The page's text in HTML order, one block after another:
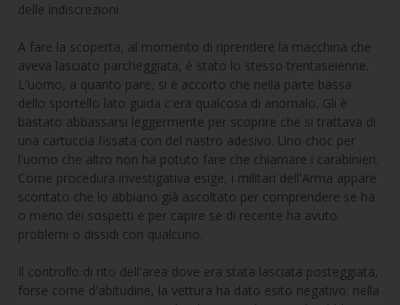
delle indiscrezioni.
A fare la scoperta, al momento di riprendere la macchina che
aveva lasciato parcheggiata, è stato lo stesso trentaseienne.
L'uomo, a quanto pare, si è accorto che nella parte bassa
dello sportello lato guida c'era qualcosa di anomalo. Gli è
bastato abbassarsi leggermente per scoprire che si trattava di
una cartuccia fissata con del nastro adesivo. Uno choc per
l'uomo che altro non ha potuto fare che chiamare i carabinieri.
Come procedura investigativa esige, i militari dell'Arma appare
scontato che lo abbiano già ascoltato per comprendere se ha
o meno dei sospetti e per capire se di recente ha avuto
problemi o dissidi con qualcuno.
Il controllo di rito dell'area dove era stata lasciata posteggiata,
forse come d'abitudine, la vettura ha dato esito negativo: nella